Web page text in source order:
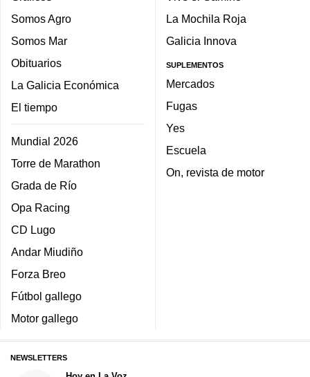
Somos Agro
Somos Mar
Obituarios
La Galicia Económica
El tiempo
Mundial 2026
Torre de Marathon
Grada de Río
Opa Racing
CD Lugo
Andar Miudiño
Forza Breo
Fútbol gallego
Motor gallego
La Mochila Roja
Galicia Innova
SUPLEMENTOS
Mercados
Fugas
Yes
Escuela
On, revista de motor
NEWSLETTERS